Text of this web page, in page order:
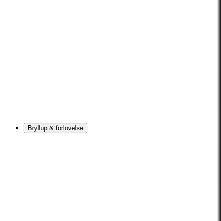
Bryllup & forlovelse